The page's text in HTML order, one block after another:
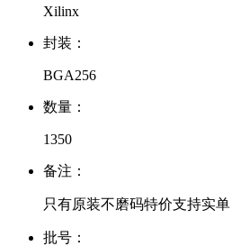
Xilinx
封装：
BGA256
数量：
1350
备注：
只有原装不磨码特价支持实单
批号：